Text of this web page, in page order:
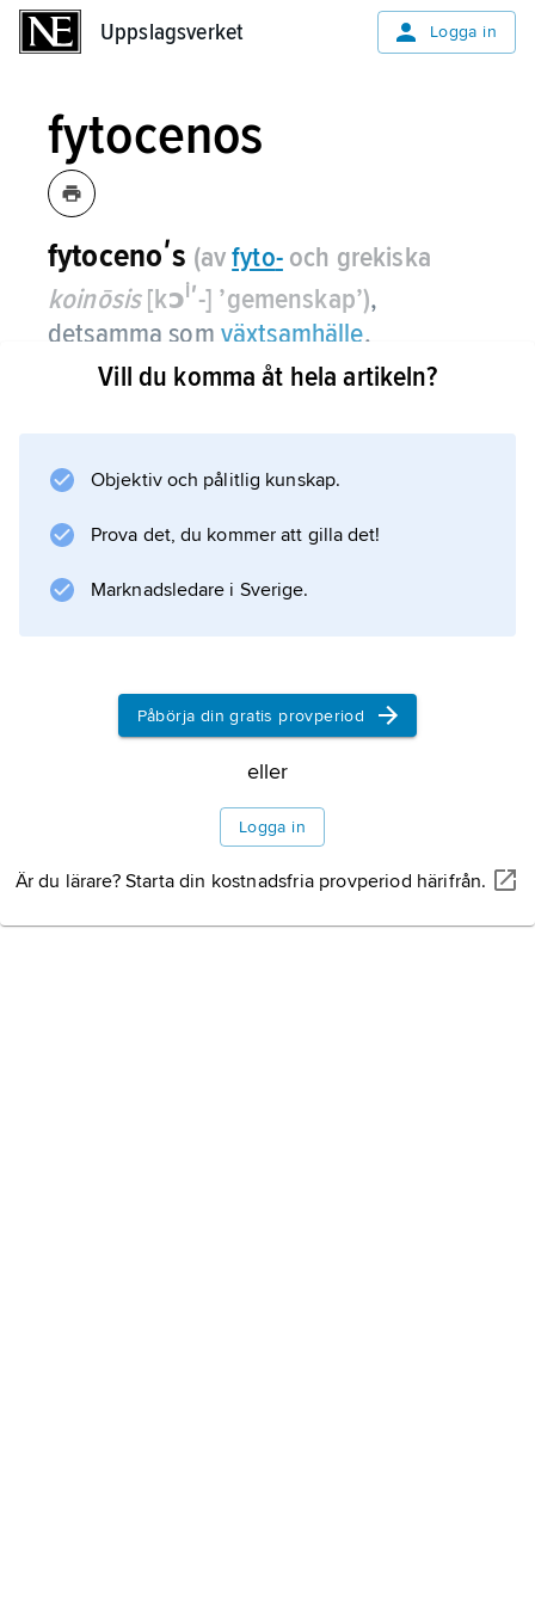
Uppslagsverket Logga in
fytocenos
fytocenoʹs (avfyto-och grekiska
koinōsis[kɔiʹ-] ’gemenskap’),
detsamma som växtsamhälle.
Information om artikeln
Vill du komma åt hela artikeln?
Objektiv och pålitlig kunskap.
Prova det, du kommer att gilla det!
Marknadsledare i Sverige.
Påbörja din gratis provperiod
eller
Logga in
Är du lärare? Starta din kostnadsfria provperiod härifrån.